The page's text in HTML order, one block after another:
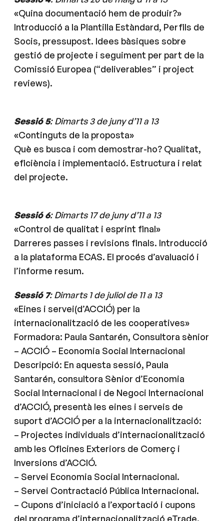
«Quina documentació hem de produir?»
Introducció a la Plantilla Estàndard, Perfils de
Socis, pressupost. Idees bàsiques sobre
gestió de projecte i seguiment per part de la
Comissió Europea (“deliverables” i project
reviews).
Sessió 5: Dimarts 3 de juny d’11 a 13
«Continguts de la proposta»
Què es busca i com demostrar-ho? Qualitat,
eficiència i implementació. Estructura i relat
del projecte.
Sessió 6: Dimarts 17 de juny d’11 a 13
«Control de qualitat i esprint final»
Darreres passes i revisions finals. Introducció
a la plataforma ECAS. El procés d’avaluació i
l’informe resum.
Sessió 7: Dimarts 1 de juliol de 11 a 13
«Eines i servei(d’ACCIÓ) per la
internacionalització de les cooperatives»
Formadora: Paula Santarén, Consultora sènior
– ACCIÓ – Economia Social Internacional
Descripció: En aquesta sessió, Paula
Santarén, consultora Sènior d’Economia
Social Internacional i de Negoci Internacional
d’ACCIÓ, presentà les eines i serveis de
suport d’ACCIÓ per a la internacionalització:
– Projectes individuals d’internacionalització
amb les Oficines Exteriors de Comerç i
Inversions d’ACCIÓ.
– Servei Economia Social Internacional.
– Servei Contractació Pública Internacional.
– Cupons d’iniciació a l’exportació i cupons
del programa d’internacionalització eTrade.